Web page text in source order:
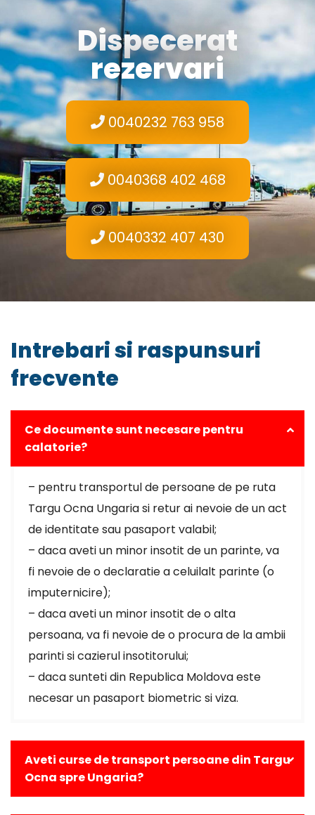
Dispecerat
rezervari
0040232 763 958
0040368 402 468
0040332 407 430
Intrebari si raspunsuri
frecvente
Ce documente sunt necesare pentru
calatorie?
– pentru transportul de persoane de pe ruta
Targu Ocna Ungaria si retur ai nevoie de un act
de identitate sau pasaport valabil;
– daca aveti un minor insotit de un parinte, va
fi nevoie de o declaratie a celuilalt parinte (o
imputernicire);
– daca aveti un minor insotit de o alta
persoana, va fi nevoie de o procura de la ambii
parinti si cazierul insotitorului;
– daca sunteti din Republica Moldova este
necesar un pasaport biometric si viza.
Aveti curse de transport persoane din Targu
Ocna spre Ungaria?